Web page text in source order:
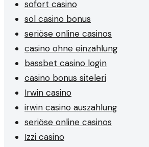
sofort casino
sol casino bonus
seriöse online casinos
casino ohne einzahlung
bassbet casino login
casino bonus siteleri
Irwin casino
irwin casino auszahlung
seriöse online casinos
Izzi casino